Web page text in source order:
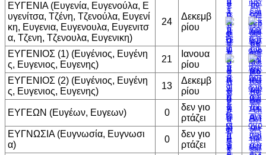
ΕΥΓΕΝΙΑ (Ευγενία, Ευγενούλα, Ε
υγενίτσα, Τζένη, Τζενούλα, Ευγενί
κη, Ευγενια, Ευγενουλα, Ευγενιτσ
α, Τζενη, Τζενουλα, Ευγενικη)
24
Δεκεμβ
ρίου
ΕΥΓΕΝΙΟΣ (1) (Ευγένιος, Ευγένη
ς, Ευγενιος, Ευγενης)
21
Ιανουα
ρίου
ΕΥΓΕΝΙΟΣ (2) (Ευγένιος, Ευγένη
ς, Ευγενιος, Ευγενης)
13
Δεκεμβ
ρίου
ΕΥΓΕΩΝ (Ευγέων, Ευγεων) 0
δεν γιο
ρτάζει
ΕΥΓΝΩΣΙΑ (Ευγνωσία, Ευγνωσι
α)
0
δεν γιο
ρτάζει